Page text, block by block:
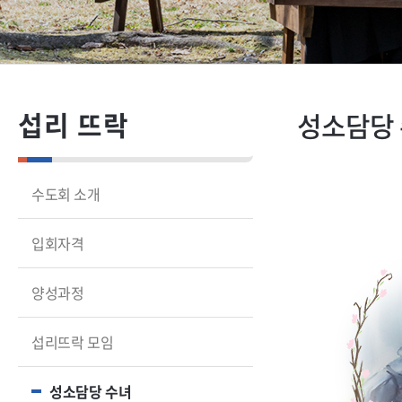
성소담당
섭리 뜨락
수도회 소개
입회자격
양성과정
섭리뜨락 모임
성소담당 수녀